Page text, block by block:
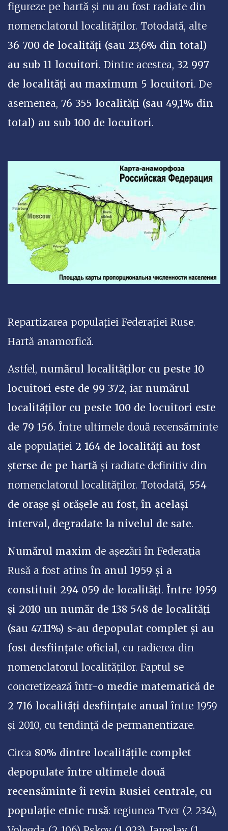
figureze pe hartă și nu au fost radiate din
nomenclatorul localităților. Totodată, alte
36 700 de localități (sau 23,6% din total)
au sub 11 locuitori. Dintre acestea, 32 997
de localități au maximum 5 locuitori. De
asemenea, 76 355 localități (sau 49,1% din
total) au sub 100 de locuitori.
Repartizarea populației Federației Ruse.
Hartă anamorfică.
Astfel, numărul localităților cu peste 10
locuitori este de 99 372, iar numărul
localităților cu peste 100 de locuitori este
de 79 156. Între ultimele două recensăminte
ale populației 2 164 de localități au fost
șterse de pe hartă și radiate definitiv din
nomenclatorul localităților. Totodată, 554
de orașe și orășele au fost, în același
interval, degradate la nivelul de sate.
Numărul maxim de așezări în Federația
Rusă a fost atins în anul 1959 și a
constituit 294 059 de localități. Între 1959
și 2010 un număr de 138 548 de localități
(sau 47.11%) s-au depopulat complet și au
fost desființate oficial, cu radierea din
nomenclatorul localităților. Faptul se
concretizează într-o medie matematică de
2 716 localități desființate anual între 1959
și 2010, cu tendință de permanentizare.
Circa 80% dintre localitățile complet
depopulate între ultimele două
recensăminte îi revin Rusiei centrale, cu
populație etnic rusă: regiunea Tver (2 234),